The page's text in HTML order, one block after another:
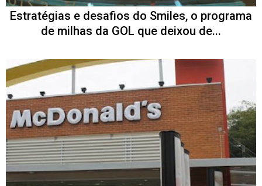
Estratégias e desafios do Smiles, o programa
de milhas da GOL que deixou de...